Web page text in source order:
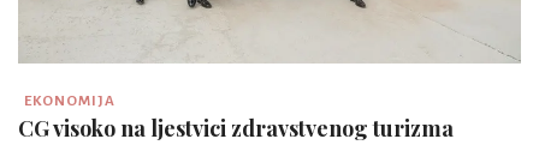
EKONOMIJA
CG visoko na ljestvici zdravstvenog turizma